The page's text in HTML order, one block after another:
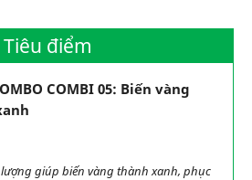
Tiêu điểm
COMBI 05: Biến vàng
lượng giúp biến vàng thành xanh, phục